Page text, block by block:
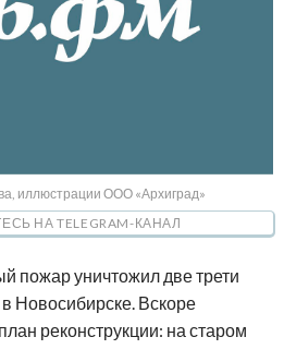
иллюстрации ООО «Архиград»
НА TELEGRAM-КАНАЛ
пожар уничтожил две трети
Новосибирске. Вскоре
реконструкции: на старом